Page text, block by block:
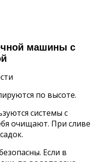
машины с
по высоте.
системы с
очищают. При сливе
Если в